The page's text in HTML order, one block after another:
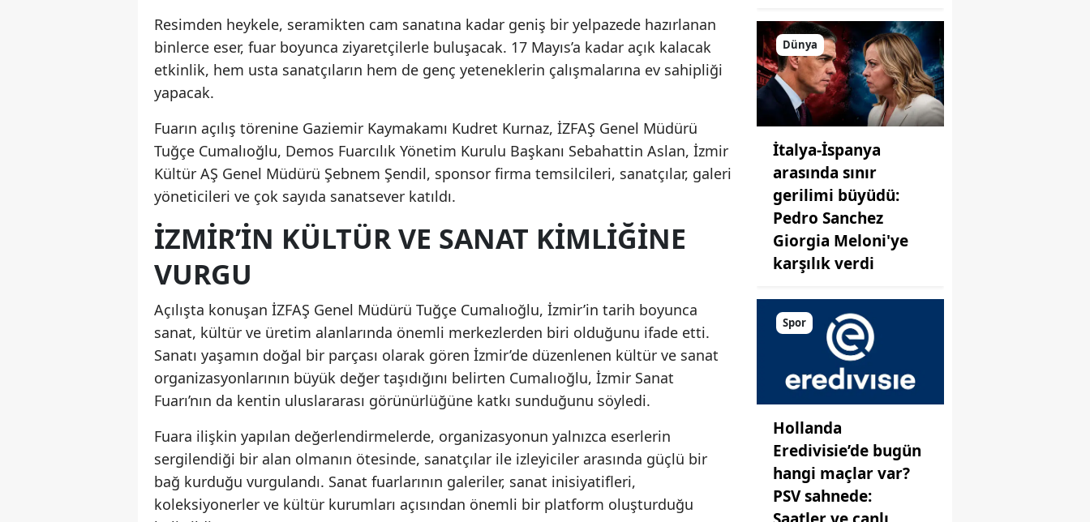
Resimden heykele, seramikten cam sanatına kadar geniş bir yelpazede hazırlanan
binlerce eser, fuar boyunca ziyaretçilerle buluşacak. 17 Mayıs’a kadar açık kalacak
etkinlik, hem usta sanatçıların hem de genç yeteneklerin çalışmalarına ev sahipliği
yapacak.
Fuarın açılış törenine Gaziemir Kaymakamı Kudret Kurnaz, İZFAŞ Genel Müdürü
Tuğçe Cumalıoğlu, Demos Fuarcılık Yönetim Kurulu Başkanı Sebahattin Aslan, İzmir
Kültür AŞ Genel Müdürü Şebnem Şendil, sponsor firma temsilcileri, sanatçılar, galeri
yöneticileri ve çok sayıda sanatsever katıldı.
İZMIR’IN KÜLTÜR VE SANAT KIMLIĞINE
VURGU
Açılışta konuşan İZFAŞ Genel Müdürü Tuğçe Cumalıoğlu, İzmir’in tarih boyunca
sanat, kültür ve üretim alanlarında önemli merkezlerden biri olduğunu ifade etti.
Sanatı yaşamın doğal bir parçası olarak gören İzmir’de düzenlenen kültür ve sanat
organizasyonlarının büyük değer taşıdığını belirten Cumalıoğlu, İzmir Sanat
Fuarı’nın da kentin uluslararası görünürlüğüne katkı sunduğunu söyledi.
Fuara ilişkin yapılan değerlendirmelerde, organizasyonun yalnızca eserlerin
sergilendiği bir alan olmanın ötesinde, sanatçılar ile izleyiciler arasında güçlü bir
bağ kurduğu vurgulandı. Sanat fuarlarının galeriler, sanat inisiyatifleri,
koleksiyonerler ve kültür kurumları açısından önemli bir platform oluşturduğu
Dünya
İtalya-İspanya
arasında sınır
gerilimi büyüdü:
Pedro Sanchez
Giorgia Meloni'ye
karşılık verdi
Spor
Hollanda
Eredivisie’de bugün
hangi maçlar var?
PSV sahnede: